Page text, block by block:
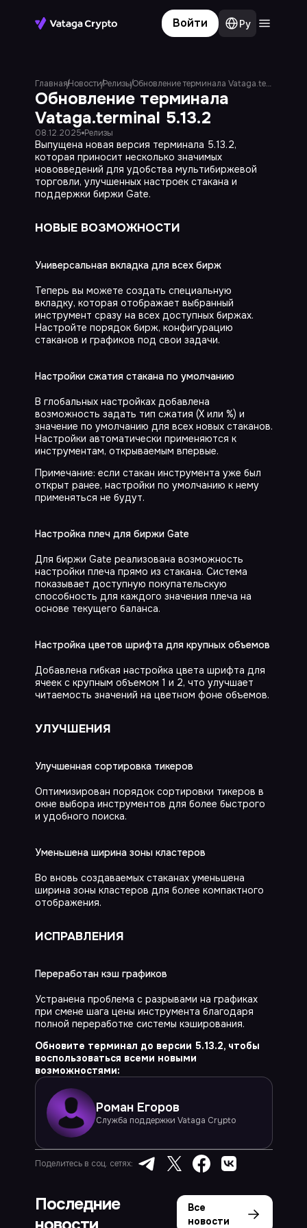
Ру
Войти
Личный кабинет
Сообщество
Блог
Новости
База знаний
Подключайтесь
Правила пользования Продуктами и Услугами Компании
Политика в отношении обработки и защиты персональных
данных
Nuevo Soft LLC
ГлавнаяНовостиРелизы Обновление терминала Vataga.terminal 5.13.2
Обновление терминала
Vataga.terminal 5.13.2
08.12.2025 Релизы
Выпущена новая версия терминала 5.13.2,
которая приносит несколько значимых
нововведений для удобства мультибиржевой
торговли, улучшенных настроек стакана и
поддержки биржи Gate.
НОВЫЕ ВОЗМОЖНОСТИ
Универсальная вкладка для всех бирж
Теперь вы можете создать специальную
вкладку, которая отображает выбранный
инструмент сразу на всех доступных биржах.
Настройте порядок бирж, конфигурацию
стаканов и графиков под свои задачи.
Настройки сжатия стакана по умолчанию
В глобальных настройках добавлена
возможность задать тип сжатия (Х или %) и
значение по умолчанию для всех новых стаканов.
Настройки автоматически применяются к
инструментам, открываемым впервые.
Примечание: если стакан инструмента уже был
открыт ранее, настройки по умолчанию к нему
применяться не будут.
Настройка плеч для биржи Gate
Для биржи Gate реализована возможность
настройки плеча прямо из стакана. Система
показывает доступную покупательскую
способность для каждого значения плеча на
основе текущего баланса.
Настройка цветов шрифта для крупных объемов
Добавлена гибкая настройка цвета шрифта для
ячеек с крупным объемом 1 и 2, что улучшает
читаемость значений на цветном фоне объемов.
УЛУЧШЕНИЯ
Улучшенная сортировка тикеров
Оптимизирован порядок сортировки тикеров в
окне выбора инструментов для более быстрого
и удобного поиска.
Уменьшена ширина зоны кластеров
Во вновь создаваемых стаканах уменьшена
ширина зоны кластеров для более компактного
отображения.
ИСПРАВЛЕНИЯ
Переработан кэш графиков
Устранена проблема с разрывами на графиках
при смене шага цены инструмента благодаря
полной переработке системы кэширования.
Обновите терминал до версии 5.13.2, чтобы
воспользоваться всеми новыми
возможностями:
Роман Егоров
Cлужба поддержки Vataga Crypto
Поделитесь в соц. сетях:
Последние
Все
новости